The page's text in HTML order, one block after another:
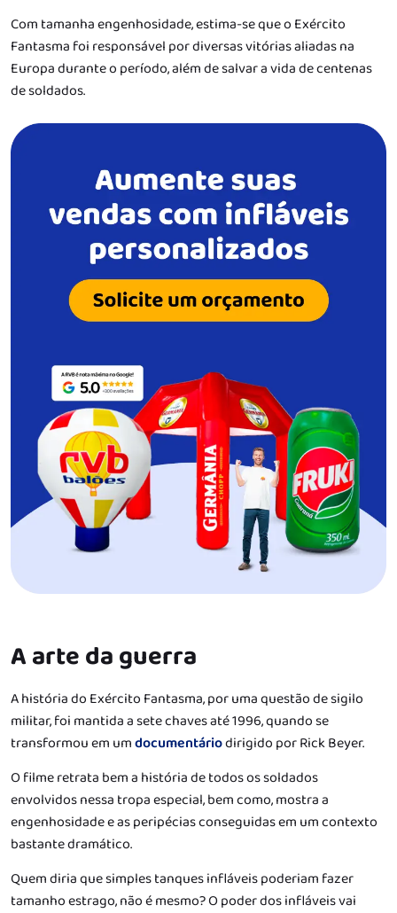
Com tamanha engenhosidade, estima-se que o Exército
Fantasma foi responsável por diversas vitórias aliadas na
Europa durante o período, além de salvar a vida de centenas
de soldados.
A arte da guerra
A história do Exército Fantasma, por uma questão de sigilo
militar, foi mantida a sete chaves até 1996, quando se
transformou em umdocumentáriodirigido por Rick Beyer.
O filme retrata bem a história de todos os soldados
envolvidos nessa tropa especial, bem como, mostra a
engenhosidade e as peripécias conseguidas em um contexto
bastante dramático.
Quem diria que simples tanques infláveis poderiam fazer
tamanho estrago, não é mesmo? O poder dos infláveis vai